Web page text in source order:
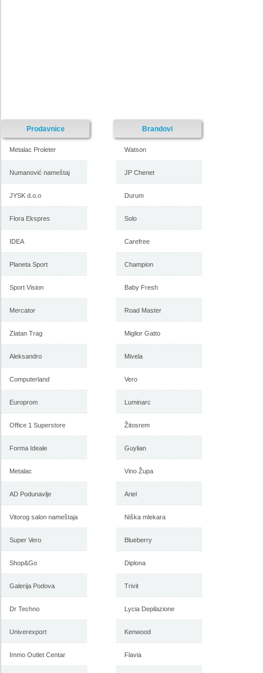
Prodavnice
Metalac Proleter
Numanović nameštaj
JYSK d.o.o
Flora Ekspres
IDEA
Planeta Sport
Sport Vision
Mercator
Zlatan Trag
Aleksandro
Computerland
Europrom
Office 1 Superstore
Forma Ideale
Metalac
AD Podunavlje
Vitorog salon nameštaja
Super Vero
Shop&Go
Galerija Podova
Dr Techno
Univerexport
Immo Outlet Centar
Brandovi
Watson
JP Chenet
Durum
Solo
Carefree
Champion
Baby Fresh
Road Master
Miglior Gatto
Mivela
Vero
Luminarc
Žitosrem
Guylian
Vino Župa
Ariel
Niška mlekara
Blueberry
Diplona
Trivit
Lycia Depilazione
Kenwood
Flavia